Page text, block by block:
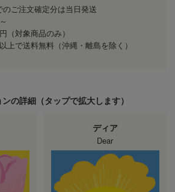
のご注文確定分は当日発送
（対象商品のみ）
上で送料無料（沖縄・離島を除く）
の詳細（タップで拡大します）
ディア
Dear